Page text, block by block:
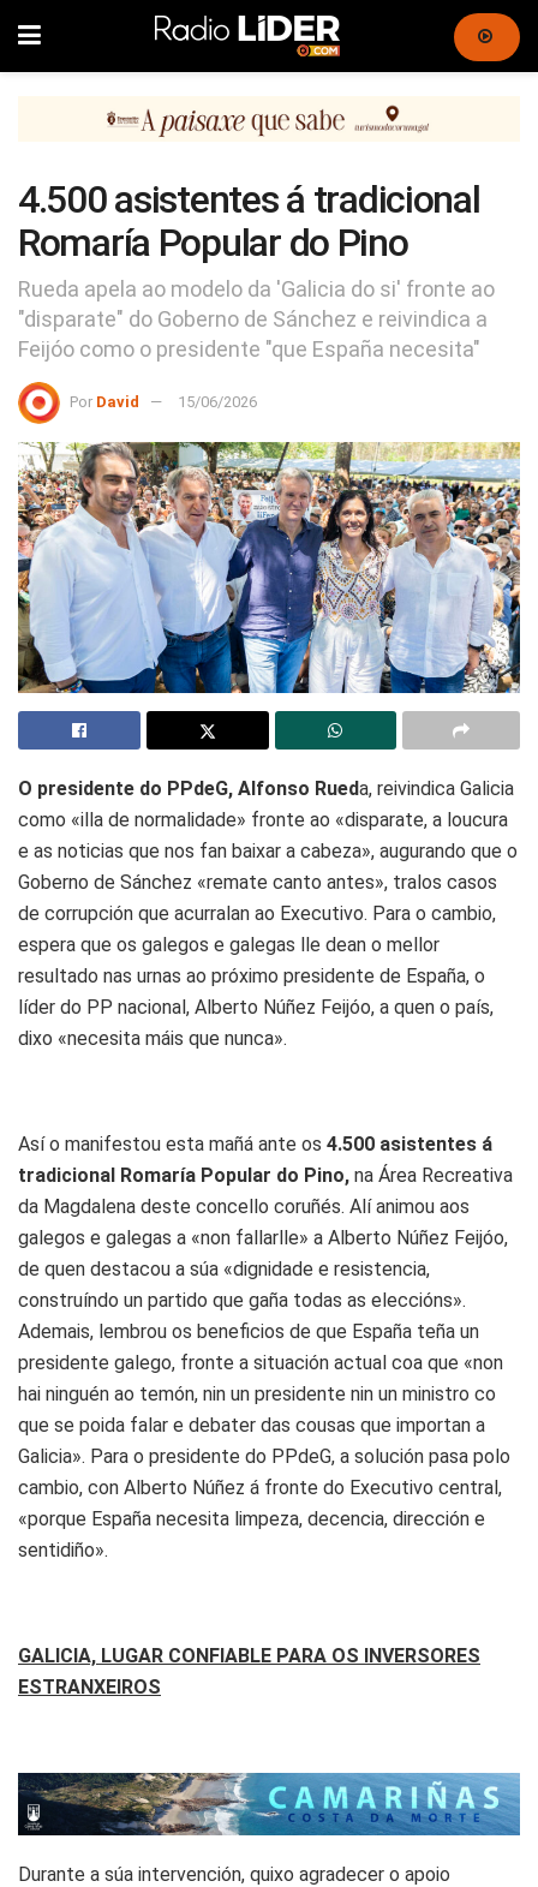
4.500 asistentes á tradicional
Romaría Popular do Pino
Rueda apela ao modelo da 'Galicia do si' fronte ao
"disparate" do Goberno de Sánchez e reivindica a
Feijóo como o presidente "que España necesita"
Por David 15/06/2026
O presidente do PPdeG, Alfonso Rueda, reivindica Galicia
como «illa de normalidade» fronte ao «disparate, a loucura
e as noticias que nos fan baixar a cabeza», augurando que o
Goberno de Sánchez «remate canto antes», tralos casos
de corrupción que acurralan ao Executivo. Para o cambio,
espera que os galegos e galegas lle dean o mellor
resultado nas urnas ao próximo presidente de España, o
líder do PP nacional, Alberto Núñez Feijóo, a quen o país,
dixo «necesita máis que nunca».
Así o manifestou esta mañá ante os 4.500 asistentes á
tradicional Romaría Popular do Pino, na Área Recreativa
da Magdalena deste concello coruñés. Alí animou aos
galegos e galegas a «non fallarlle» a Alberto Núñez Feijóo,
de quen destacou a súa «dignidade e resistencia,
construíndo un partido que gaña todas as eleccións».
Ademais, lembrou os beneficios de que España teña un
presidente galego, fronte a situación actual coa que «non
hai ninguén ao temón, nin un presidente nin un ministro co
que se poida falar e debater das cousas que importan a
Galicia». Para o presidente do PPdeG, a solución pasa polo
cambio, con Alberto Núñez á fronte do Executivo central,
«porque España necesita limpeza, decencia, dirección e
sentidiño».
GALICIA, LUGAR CONFIABLE PARA OS INVERSORES
ESTRANXEIROS
Durante a súa intervención, quixo agradecer o apoio